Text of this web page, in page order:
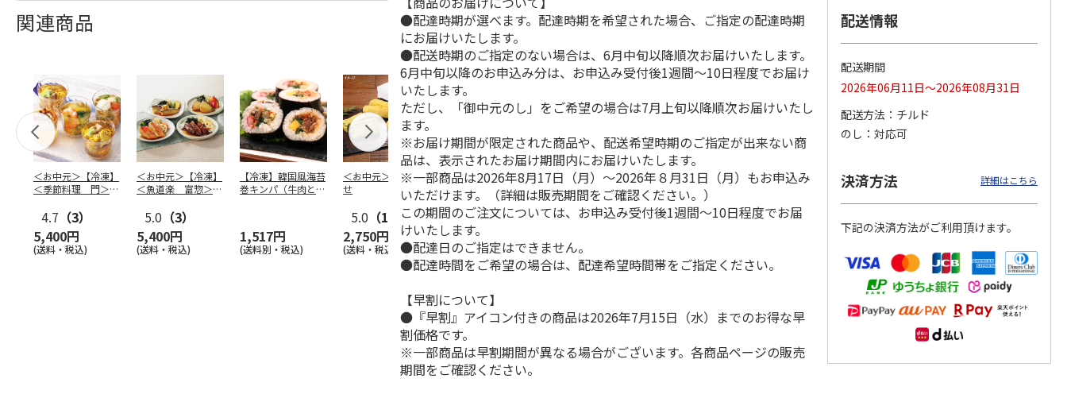
関連商品
＜お中元＞【冷凍】
＜季節料理 門＞京
4.7 （3）
5,400円
(送料・税込)
＜お中元＞【冷凍】
＜魚道楽 富惣＞レ
煮魚…
5.0 （3）
5,400円
(送料・税込)
【冷凍】韓国風海苔
巻キンパ（牛肉と野
1,517円
(送料別・税込)
＜お中元＞３種詰合
せ
5.0 （1）
2,750円
(送料・税込)
柿安本店 極松阪牛
しぐれ煮詰合せ
EM29
4,012円
(送料・税込)
【冷凍】大阪お好み
焼き人気店の味比べ
セット
(送料・税込)
＜お中元＞信州地粉
おやき こやき（２
５個）
5.0（1）
＜お中元＞【冷凍】
町今半＞黒毛和牛の
すき…
5.0（1）
＜博多一番どり＞や
きとりセブン７種詰
合せ
4,320円
＜お中元＞＜日本の
極み＞鯖缶セット
4,650円
(送料・税込)
●配達時期が選べます。配達時期を希望された場合、ご指定の配達時期
にお届けいたします。
●配送時期のご指定のない場合は、6月中旬以降順次お届けいたします。
6月中旬以降のお申込み分は、お申込み受付後1週間～10日程度でお届け
いたします。
ただし、「御中元のし」をご希望の場合は7月上旬以降順次お届けいたし
ます。
※お届け期間が限定された商品や、配送希望時期のご指定が出来ない商
品は、表示されたお届け期間内にお届けいたします。
※一部商品は2026年8月17日（月）～2026年８月31日（月）もお申込み
いただけます。（詳細は販売期間をご確認ください。）
この期間のご注文については、お申込み受付後1週間～10日程度でお届
けいたします。
●配達日のご指定はできません。
●配達時間をご希望の場合は、配達希望時間帯をご指定ください。
【早割について】
●『早割』アイコン付きの商品は2026年7月15日（水）までのお得な早
割価格です。
※一部商品は早割期間が異なる場合がございます。各商品ページの販売
期間をご確認ください。
配送情報
配送期間
2026年06月11日～2026年08月31日
配送方法
チルド
のし
対応可
決済方法 詳細はこちら
下記の決済方法がご利用頂けます。